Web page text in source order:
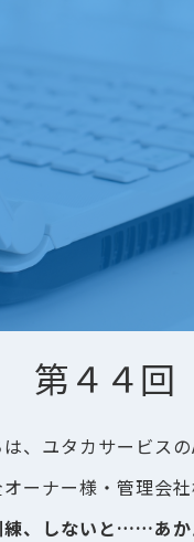
第４４回
、ユタカサービスの
ーナー様・管理会
練、しないと……あか